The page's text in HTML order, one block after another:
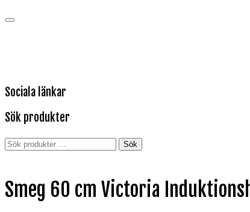
Sociala länkar
Sök produkter
Sök
Sök
Smeg 60 cm Victoria